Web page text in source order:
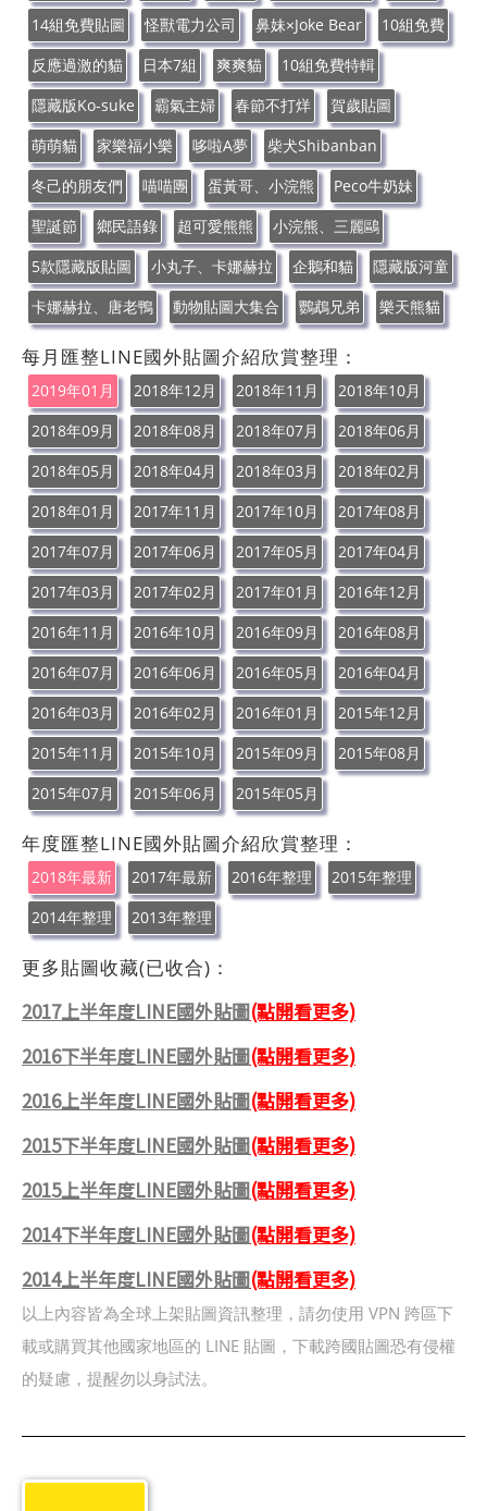
14組免費貼圖 怪獸電力公司 鼻妹×Joke Bear
10組免費
反應過激的貓
日本7組 爽爽貓
10組免費特輯
隱藏版Ko-suke
霸氣主婦 春節不打烊
賀歲貼圖
萌萌貓
家樂福小樂 哆啦A夢
柴犬Shibanban
冬己的朋友們
喵喵團 蛋黃哥、小浣熊
Peco牛奶妹
聖誕節
鄉民語錄 超可愛熊熊
小浣熊、三麗鷗
5款隱藏版貼圖
小丸子、卡娜赫拉 企鵝和貓
隱藏版河童
卡娜赫拉、唐老鴨
動物貼圖大集合 鸚鵡兄弟 樂天熊貓
每月匯整LINE國外貼圖介紹欣賞整理：
2019年01月 2018年12月 2018年11月
2018年10月
2018年09月
2018年08月 2018年07月
2018年06月
2018年05月
2018年04月 2018年03月
2018年02月
2018年01月
2017年11月 2017年10月
2017年08月
2017年07月
2017年06月 2017年05月
2017年04月
2017年03月
2017年02月 2017年01月
2016年12月
2016年11月
2016年10月 2016年09月
2016年08月
2016年07月
2016年06月 2016年05月
2016年04月
2016年03月
2016年02月 2016年01月
2015年12月
2015年11月
2015年10月 2015年09月
2015年08月
2015年07月
2015年06月 2015年05月
年度匯整LINE國外貼圖介紹欣賞整理：
2018年最新 2017年最新 2016年整理
2015年整理
2014年整理
2013年整理
更多貼圖收藏(已收合)：
2017上半年度LINE國外貼圖(點開看更多)
2016下半年度LINE國外貼圖(點開看更多)
2016上半年度LINE國外貼圖(點開看更多)
2015下半年度LINE國外貼圖(點開看更多)
2015上半年度LINE國外貼圖(點開看更多)
2014下半年度LINE國外貼圖(點開看更多)
2014上半年度LINE國外貼圖(點開看更多)
以上內容皆為全球上架貼圖資訊整理，請勿使用 VPN 跨區下
載或購買其他國家地區的 LINE 貼圖，下載跨國貼圖恐有侵權
的疑慮，提醒勿以身試法。